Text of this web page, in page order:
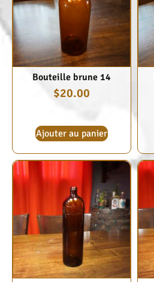
Bouteille brune 14
$20.00
Ajouter au panier